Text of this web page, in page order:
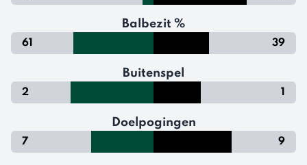
Balbezit %
61 39
Buitenspel
2 1
Doelpogingen
7 9